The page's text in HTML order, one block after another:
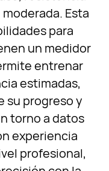
Esta
para
un medidor
entrenar
estimadas,
su progreso y
torno a datos
experiencia
profesional,